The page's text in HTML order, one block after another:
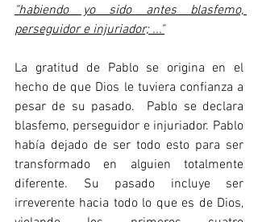
"habiendo yo sido antes blasfemo,
perseguidor e injuriador; ..."
La gratitud de Pablo se origina en el
hecho de que Dios le tuviera confianza a
pesar de su pasado.  Pablo se declara
blasfemo, perseguidor e injuriador. Pablo
había dejado de ser todo esto para ser
transformado en alguien totalmente
diferente. Su pasado incluye ser
irreverente hacia todo lo que es de Dios,